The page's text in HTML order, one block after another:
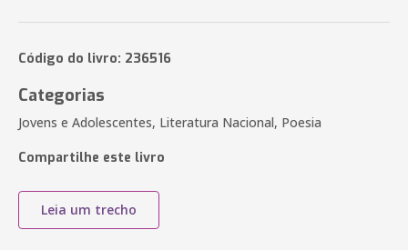
Código do livro: 236516
Categorias
Jovens e Adolescentes, Literatura Nacional, Poesia
Compartilhe este livro
Leia um trecho